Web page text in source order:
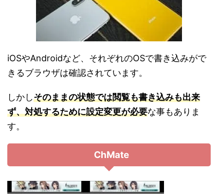
iOSやAndroidなど、それぞれのOSで書き込みがで
きるブラウザは確認されています。
しかしそのままの状態では閲覧も書き込みも出来
ず、対処するために設定変更が必要な事もありま
す。
ChMate